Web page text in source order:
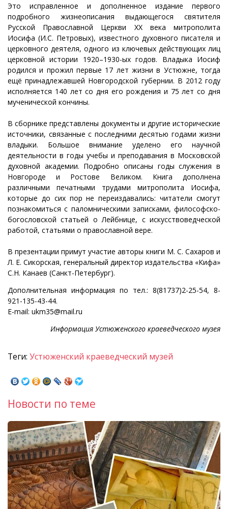
Это
исправленное и дополненное издание первого
подробного жизнеописания выдающегося святителя
Русской Православной Церкви ХХ века митрополита
Иосифа (И.С. Петровых), известного духовного писателя и
церковного деятеля, одного из ключевых действующих лиц
церковной истории 1920–1930-ых годов. Владыка Иосиф
родился и прожил первые 17 лет жизни в Устюжне, тогда
ещё принадлежавшей Новгородской губернии. В 2012 году
исполняется 140 лет со дня его рождения и 75 лет со дня
мученической кончины.
В сборнике представлены документы и другие исторические
источники, связанные с последними десятью годами жизни
владыки. Большое внимание уделено его научной
деятельности в годы учебы и преподавания в Московской
духовной академии. Подробно описаны годы служения в
Новгороде и Ростове Великом. Книга дополнена
различными печатными трудами митрополита Иосифа,
которые до сих пор не переиздавались: читатели смогут
познакомиться с паломническими записками, философско-
богословской статьей о Лейбнице, с искусствоведческой
работой, статьями о православной вере.
В презентации примут участие авторы книги М. С. Сахаров и
Л. Е. Сикорская, генеральный директор издательства «Кифа»
С.Н. Канаев (Санкт-Петербург).
Дополнительная информация по тел.: 8(81737)2-25-54, 8-
921-135-43-44.
E-mail: ukm35@mail.ru
Информация Устюженского краеведческого музея
Теги: Устюженский краеведческий музей
Новости по теме